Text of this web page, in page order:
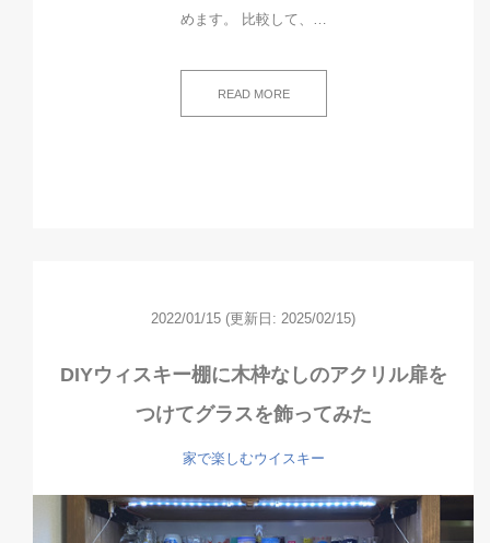
めます。 比較して、…
READ MORE
2022/01/15 (更新日: 2025/02/15)
DIYウィスキー棚に木枠なしのアクリル扉を
つけてグラスを飾ってみた
家で楽しむウイスキー